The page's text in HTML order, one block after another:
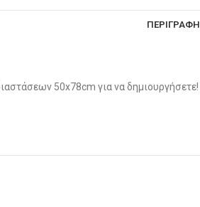
ΠΕΡΙΓΡΑΦΉ
50x78cm για να δημιουργήσετε!